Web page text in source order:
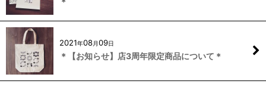
2021年08月09日
＊【お知らせ】店3周年限定商品について＊